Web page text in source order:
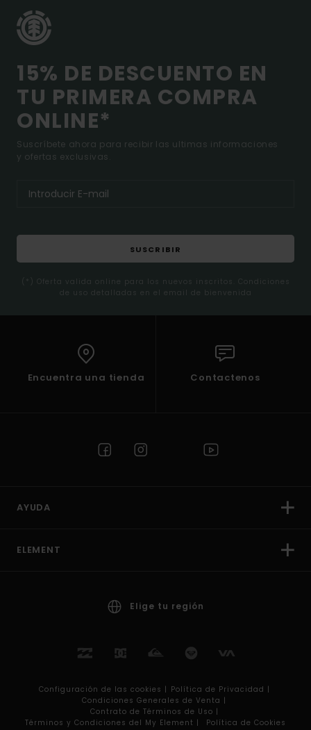
15% DE DESCUENTO EN
TU PRIMERA COMPRA
ONLINE*
Suscríbete ahora para recibir las ultimas informaciones
y ofertas exclusivas.
SUSCRIBIR
(*) Oferta valida online para los nuevos inscritos. Condiciones
de uso detalladas en el email de bienvenida
Encuentra una tienda Contactenos
AYUDA
ELEMENT
Elige tu región
Configuración de las cookies | Política de Privacidad |
Condiciones Generales de Venta |
Contrato de Términos de Uso |
Términos y Condiciones del My Element |
Política de Cookies